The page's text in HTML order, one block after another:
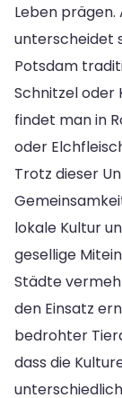
Leben prägen.
unterscheidet
Potsdam
Schnitzel
findet man in
oder
Trotz dieser
lokale Kultur
gesellige
Städte
den Einsatz
bedrohter
dass die